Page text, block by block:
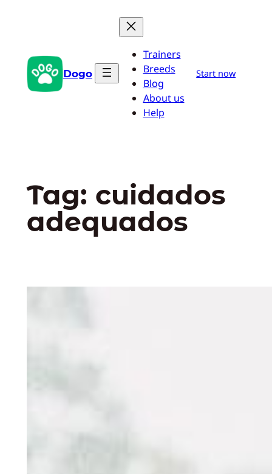
conteúdo Dogo
Trainers
Breeds
Blog
About us
Help
Start now
Tag: cuidados
adequados